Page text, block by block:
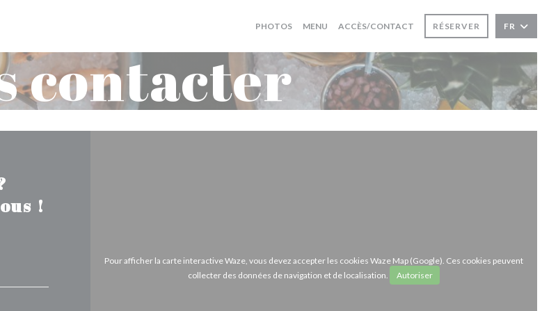
PHOTOS MENU((OUVRE UNE NOUVELLE FENÊTRE))
ACCÈS/CONTACT RÉSERVER FR
contacter
!
Pour afficher la carte interactive Waze, vous devez accepter les cookies Waze Map (Google). Ces cookies peuvent
collecter des données de navigation et de localisation.
Autoriser